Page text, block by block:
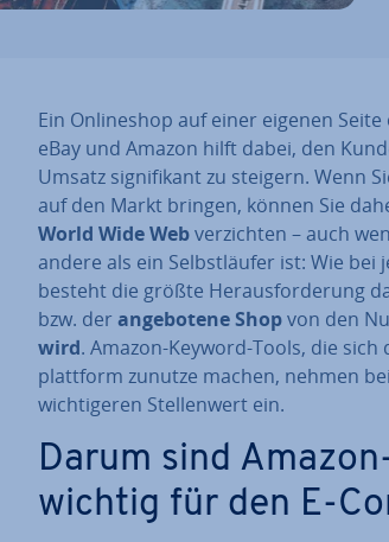
Ein On­line­shop auf einer eigenen
eBay und Amazon hilft dabei, den
Umsatz si­gni­fi­kant zu steigern. Wenn
auf den Markt bringen, können Sie
World Wide Webver­zich­ten – auch
andere als ein Selbst­läu­fer ist: Wie
besteht die größte Her­aus­for­de­rung
bzw. der an­ge­bo­te­ne Shopvon den
wird. Amazon-Keyword-Tools, die
platt­form zunutze machen, nehmen
wich­ti­ge­ren Stel­len­wert ein.
Darum sind
wichtig für den E-